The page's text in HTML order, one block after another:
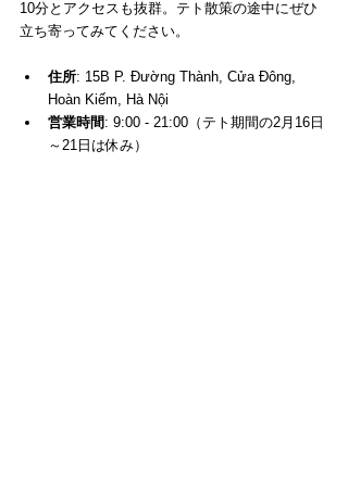
10分とアクセスも抜群。テト散策の途中にぜひ
立ち寄ってみてください。
住所: 15B P. Đường Thành, Cửa Đông,
Hoàn Kiếm, Hà Nội
営業時間: 9:00 - 21:00（テト期間の2月16日
～21日は休み）